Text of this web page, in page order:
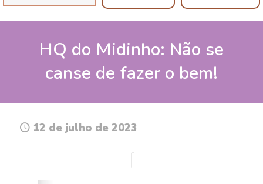
HQ do Midinho: Não se
canse de fazer o bem!
12 de julho de 2023